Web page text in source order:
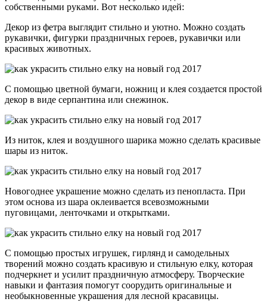
собственными руками. Вот несколько идей:
Декор из фетра выглядит стильно и уютно. Можно создать
рукавички, фигурки праздничных героев, рукавички или
красивых животных.
С помощью цветной бумаги, ножниц и клея создается простой
декор в виде серпантина или снежинок.
Из ниток, клея и воздушного шарика можно сделать красивые
шары из ниток.
Новогоднее украшение можно сделать из пенопласта. При
этом основа из шара оклеивается всевозможными
пуговицами, ленточками и открытками.
С помощью простых игрушек, гирлянд и самодельных
творений можно создать красивую и стильную елку, которая
подчеркнет и усилит праздничную атмосферу. Творческие
навыки и фантазия помогут соорудить оригинальные и
необыкновенные украшения для лесной красавицы.